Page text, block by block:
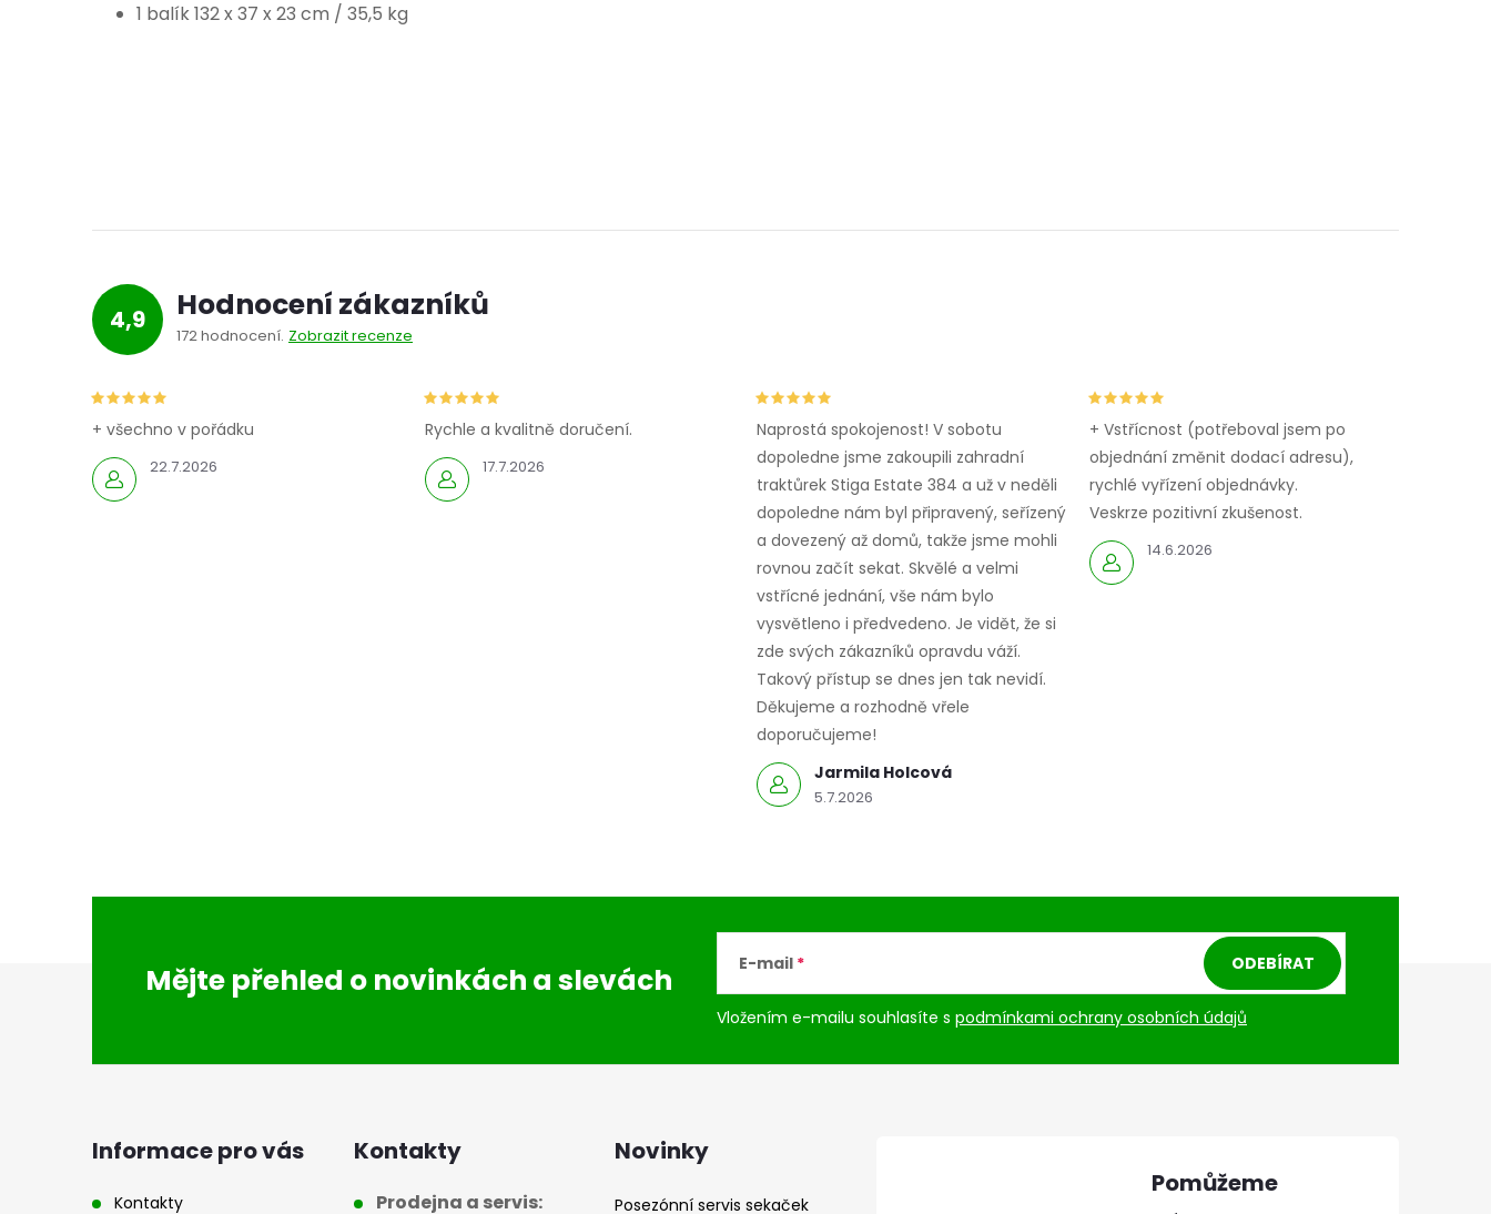
1 balík 132 x 37 x 23 cm / 35,5 kg
4,9 Hodnocení zákazníků
172 hodnocení Zobrazit recenze
22.7.2026
+ všechno v pořádku
17.7.2026
Rychle a kvalitně doručení.
Jarmila Holcová
5.7.2026
Naprostá spokojenost! V sobotu
dopoledne jsme zakoupili zahradní
traktůrek Stiga Estate 384 a už v neděli
dopoledne nám byl připravený, seřízený
a dovezený až domů, takže jsme mohli
rovnou začít sekat. Skvělé a velmi
vstřícné jednání, vše nám bylo
vysvětleno i předvedeno. Je vidět, že si
zde svých zákazníků opravdu váží.
Takový přístup se dnes jen tak nevidí.
Děkujeme a rozhodně vřele
doporučujeme!
14.6.2026
+ Vstřícnost (potřeboval jsem po
objednání změnit dodací adresu),
rychlé vyřízení objednávky.
Veskrze pozitivní zkušenost.
Mějte přehled o novinkách a slevách E-mail
Vložením e-mailu souhlasíte s podmínkami ochrany osobních údajů
ODEBÍRAT
Informace pro vás
Kontakty
Kontakty
Prodejna a servis:
Novinky
Posezónní servis sekaček